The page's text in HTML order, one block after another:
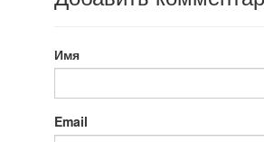
Имя
Email